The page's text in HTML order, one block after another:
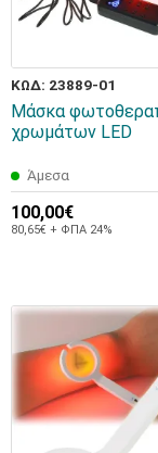
ΚΩΔ: 23889-01
Μάσκα
χρωμάτων LED
Άμεσα
100,00€
80,65€ + ΦΠΑ 24%